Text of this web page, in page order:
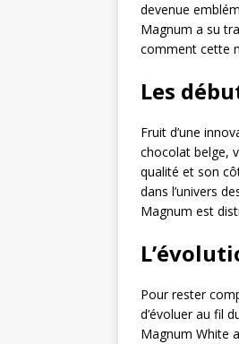
devenue
Magnum a su
comment cette
Les
Fruit d’une
chocolat belge,
qualité et son
dans l’univers
Magnum est
Pour rester
d’évoluer au fil
Magnum White